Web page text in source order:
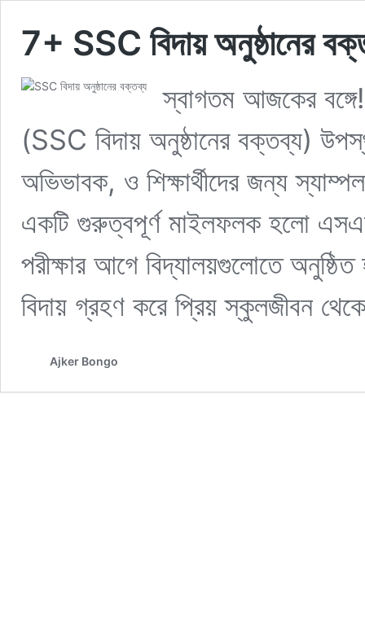
7+ SSC বিদায় অনুষ্ঠানের
স্বাগতম আজকের
(SSC বিদায় অনুষ্ঠানের বক্তব্য)
অভিভাবক, ও শিক্ষার্থীদের জন্য স্যাম্পল
একটি গুরুত্বপূর্ণ মাইলফলক হলো
পরীক্ষার আগে বিদ্যালয়গুলোতে অনুষ্ঠিত
বিদায় গ্রহণ করে প্রিয় স্কুলজীবন
Ajker Bongo